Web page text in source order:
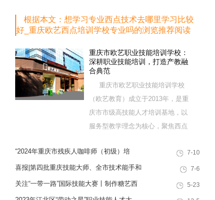
根据本文：想学习专业西点技术去哪里学习比较
好_重庆欧艺西点培训学校专业吗的浏览推荐阅读
重庆市欧艺职业技能培训学校：
深耕职业技能培训，打造产教融
合典范
重庆市欧艺职业技能培训学校
（欧艺教育）成立于2013年，是重
庆市市级高技能人才培训基地，以
服务型教学理念为核心，聚焦西点
十余载，致力于培养兼具社会责任
感与创新思维的复合型行业高技能
人才，是集技能培训、证书认定、
“2024年重庆市残疾人咖啡师（初级）培
训”职业技能提升计划活动
7-10
喜报|第四批重庆技能大师、全市技术能手和
巴渝青年技能之星名单出炉，重庆欧艺职业
技能培训学校技能人才榜上有名！
7-6
关注“一带一路”国际技能大赛丨制作糖艺西
点，看手艺更考验审美
5-23